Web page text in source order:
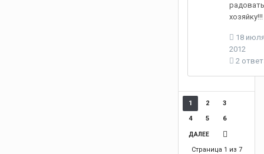
радовать
хозяйку!!!
18
2012
2
1 2 3
4 5 6
ДАЛЕЕ
Страница 1 из 7